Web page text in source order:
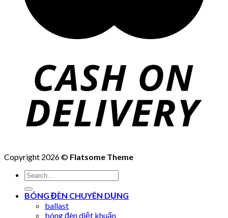
Copyright 2026 © Flatsome Theme
Search
for:
BÓNG ĐÈN CHUYÊN DỤNG
ballast
bóng đèn diệt khuẩn